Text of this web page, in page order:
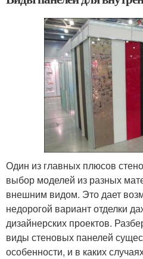
Один из главных плюсов
выбор моделей из разных
внешним видом. Это дает
недорогой вариант отделки
дизайнерских проектов.
виды стеновых панелей
особенности, и в каких